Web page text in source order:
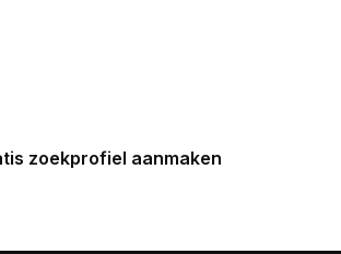
zoekprofiel aanmaken